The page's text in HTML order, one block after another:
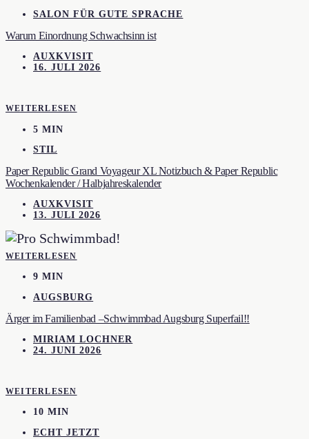
SALON FÜR GUTE SPRACHE
Warum Einordnung Schwachsinn ist
AUXKVISIT
16. JULI 2026
WEITERLESEN
5 MIN
STIL
Paper Republic Grand Voyageur XL Notizbuch & Paper Republic
Wochenkalender / Halbjahreskalender
AUXKVISIT
13. JULI 2026
WEITERLESEN
9 MIN
AUGSBURG
Ärger im Familienbad –Schwimmbad Augsburg Superfail!!
MIRIAM LOCHNER
24. JUNI 2026
WEITERLESEN
10 MIN
ECHT JETZT